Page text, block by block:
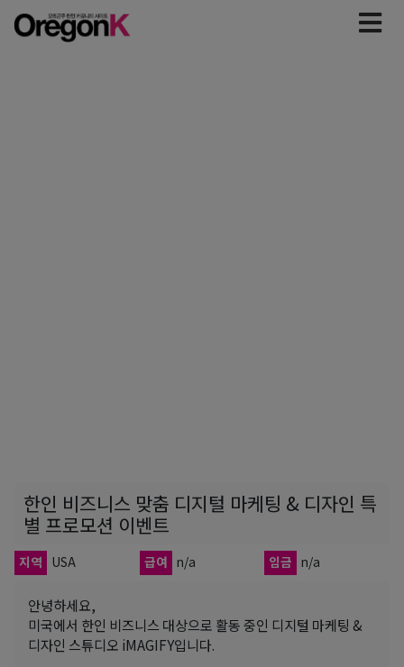
한인 비즈니스 맞춤 디지털 마케팅 & 디자인 특
별 프로모션 이벤트
지역 USA 급여 n/a 임금 n/a
안녕하세요,
미국에서 한인 비즈니스 대상으로 활동 중인 디지털 마케팅 &
디자인 스튜디오 iMAGIFY입니다.